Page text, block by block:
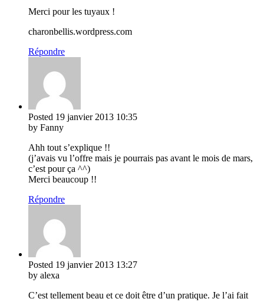
Merci pour les tuyaux !
charonbellis.wordpress.com
Répondre
Posted 19 janvier 2013 10:35
by Fanny
Ahh tout s’explique !!
(j’avais vu l’offre mais je pourrais pas avant le mois de mars,
c’est pour ça ^^)
Merci beaucoup !!
Répondre
Posted 19 janvier 2013 13:27
by alexa
C’est tellement beau et ce doit être d’un pratique. Je l’ai fait